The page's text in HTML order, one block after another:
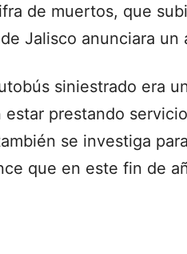
de muertos, que
Jalisco anunciara un
siniestrado era
prestando
se investiga
que en este fin de